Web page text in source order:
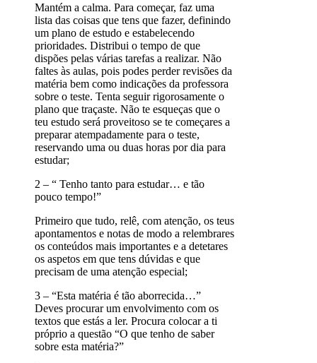
Mantém a calma. Para começar, faz uma
lista das coisas que tens que fazer, definindo
um plano de estudo e estabelecendo
prioridades. Distribui o tempo de que
dispões pelas várias tarefas a realizar. Não
faltes às aulas, pois podes perder revisões da
matéria bem como indicações da professora
sobre o teste. Tenta seguir rigorosamente o
plano que traçaste. Não te esqueças que o
teu estudo será proveitoso se te começares a
preparar atempadamente para o teste,
reservando uma ou duas horas por dia para
estudar;
2 – “ Tenho tanto para estudar… e tão
pouco tempo!”
Primeiro que tudo, relê, com atenção, os teus
apontamentos e notas de modo a relembrares
os conteúdos mais importantes e a detetares
os aspetos em que tens dúvidas e que
precisam de uma atenção especial;
3 – “Esta matéria é tão aborrecida…”
Deves procurar um envolvimento com os
textos que estás a ler. Procura colocar a ti
próprio a questão “O que tenho de saber
sobre esta matéria?”